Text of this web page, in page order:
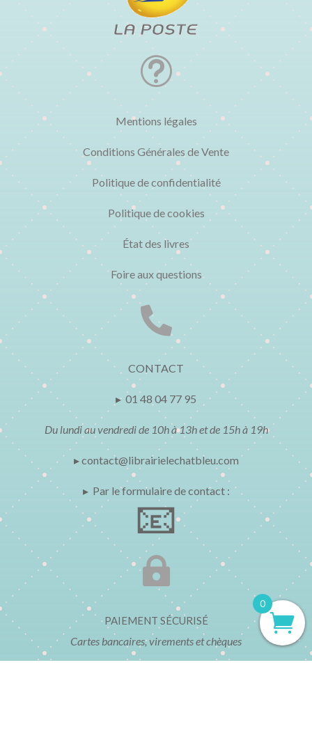
t
Mentions légales
Conditions Générales de Vente
Politique de confidentialité
Politique de cookies
État des livres
Foire aux questions

CONTACT
▸ 01 48 04 77 95
Du lundi au vendredi de 10h à 13h et de 15h à 19h
▸ contact@librairielechatbleu.com
▸ Par le formulaire de contact :
📧

PAIEMENT SÉCURISÉ
Cartes bancaires, virements et chèques
0